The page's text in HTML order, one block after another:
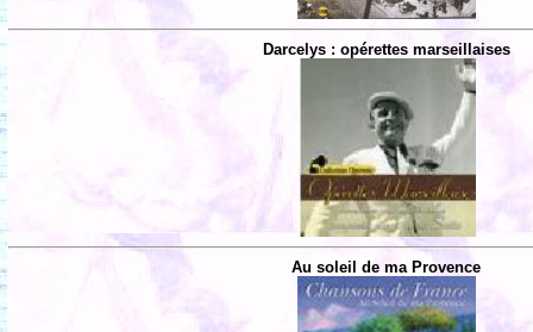
Darcelys : opérettes marseillaises
Au soleil de ma Provence